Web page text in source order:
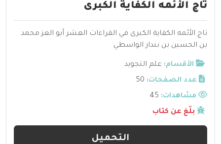
تاج الأئمه الكفاية الكبرى
تاج الأئمه الكفاية الكبرى في القراءات العشر أبو العز محمد
بن الحسين بن بندار الواسطي
الأقسام: علم التجويد
عدد الصفحات: 50
مشاهدات:
بلّغ عن كتاب
التحميل